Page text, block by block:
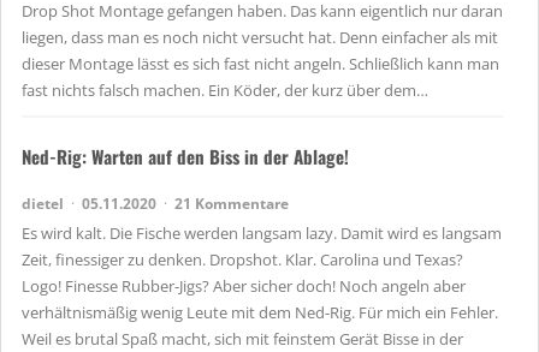
Drop Shot Montage gefangen haben. Das kann eigentlich nur daran
liegen, dass man es noch nicht versucht hat. Denn einfacher als mit
dieser Montage lässt es sich fast nicht angeln. Schließlich kann man
fast nichts falsch machen. Ein Köder, der kurz über dem…
Ned-Rig: Warten auf den Biss in der Ablage!
dietel 05.11.2020 21 Kommentare
Es wird kalt. Die Fische werden langsam lazy. Damit wird es langsam
Zeit, finessiger zu denken. Dropshot. Klar. Carolina und Texas?
Logo! Finesse Rubber-Jigs? Aber sicher doch! Noch angeln aber
verhältnismäßig wenig Leute mit dem Ned-Rig. Für mich ein Fehler.
Weil es brutal Spaß macht, sich mit feinstem Gerät Bisse in der